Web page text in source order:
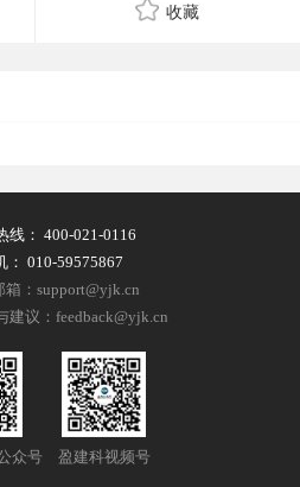
收藏
线： 400-021-0116
： 010-59575867
箱：support@yjk.cn
建议：feedback@yjk.cn
众号 盈建科视频号